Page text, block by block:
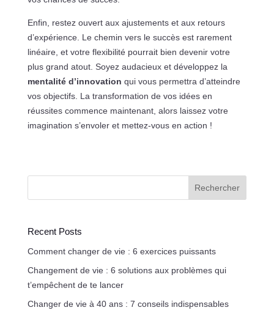
Enfin, restez ouvert aux ajustements et aux retours
d’expérience. Le chemin vers le succès est rarement
linéaire, et votre flexibilité pourrait bien devenir votre
plus grand atout. Soyez audacieux et développez la
mentalité d’innovation qui vous permettra d’atteindre
vos objectifs. La transformation de vos idées en
réussites commence maintenant, alors laissez votre
imagination s’envoler et mettez-vous en action !
Rechercher
Recent Posts
Comment changer de vie : 6 exercices puissants
Changement de vie : 6 solutions aux problèmes qui
t’empêchent de te lancer
Changer de vie à 40 ans : 7 conseils indispensables